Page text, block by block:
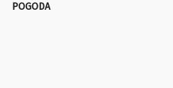
POGODA